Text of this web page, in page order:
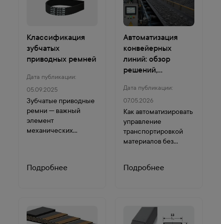
Классификация
зубчатых
приводных ремней
Дата публикации:
05.09.2025
Зубчатые приводные
ремни — важный
элемент
механических
валов и точную
они минимизируют
проск...
Подробнее
Автоматизация
конвейерных
линий: обзор
решений,
параметров
Дата публикации:
07.05.2026
Как автоматизировать
управление
транспортировкой
материалов без
Рассмотрим
Подробнее